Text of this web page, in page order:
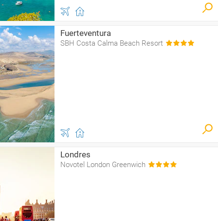
Fuerteventura
SBH Costa Calma Beach Resort
Londres
Novotel London Greenwich